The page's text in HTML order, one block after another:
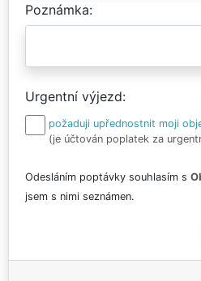
Poznámka
Urgentní výjezd
požaduji upřednostnit moji
(je účtován poplatek za
Odesláním poptávky souhlasím s
jsem s nimi seznámen.